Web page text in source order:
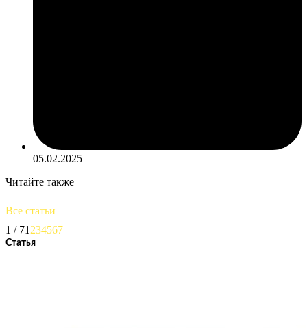
05.02.2025
Читайте также
Все статьи
1 / 71 234567
Статья